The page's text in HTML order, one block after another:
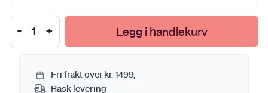
Legg i handlekurv
Fri frakt over kr. 1499,-
Rask levering